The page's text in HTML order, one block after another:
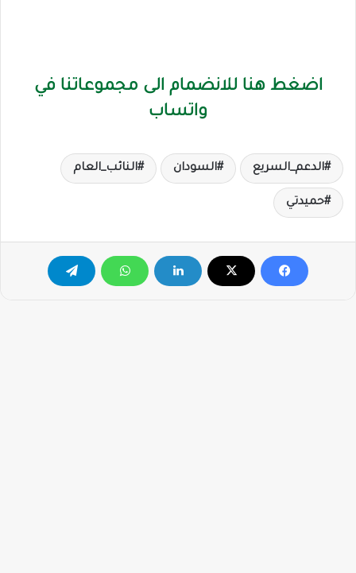
اضغط هنا للانضمام الى مجموعاتنا في
واتساب
الدعم_السريع السودان النائب_العام
حميدتي